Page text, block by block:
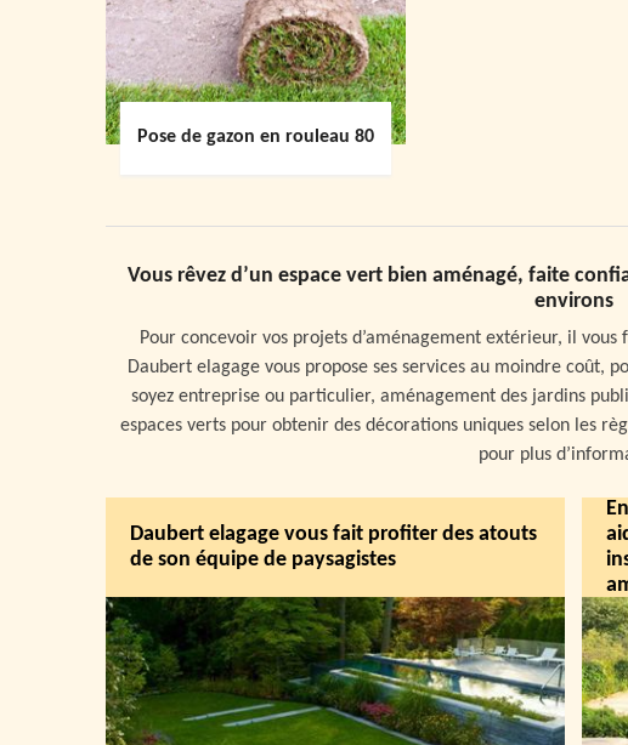
Pose de gazon en rouleau 80
Vous rêvez d’un espace vert bien aménagé, faite
environs
Pour concevoir vos projets d’aménagement extérieur, il
Daubert elagage vous propose ses services au moindre coût,
soyez entreprise ou particulier, aménagement des jardins
espaces verts pour obtenir des décorations uniques selon les
pour plus
Daubert elagage vous fait profiter des atouts
de son équipe de paysagistes